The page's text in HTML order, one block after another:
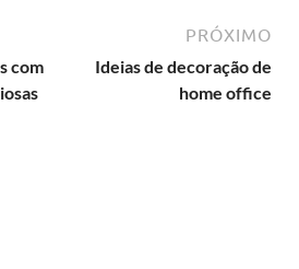
com
PRÓXIMO
Ideias de decoração de
home office